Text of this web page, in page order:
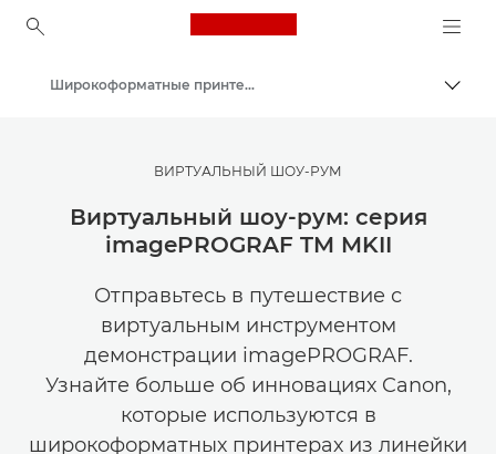
Canon Logo, back to
Решения и услуги
Продукты и решения для бизнеса
Широкоформатные принтеры
ВИРТУАЛЬНЫЙ ШОУ-РУМ
Виртуальный шоу-рум: серия
imagePROGRAF TM MKII
Отправьтесь в путешествие с
виртуальным инструментом
демонстрации imagePROGRAF.
Узнайте больше об инновациях Canon,
которые используются в
широкоформатных принтерах из линейки